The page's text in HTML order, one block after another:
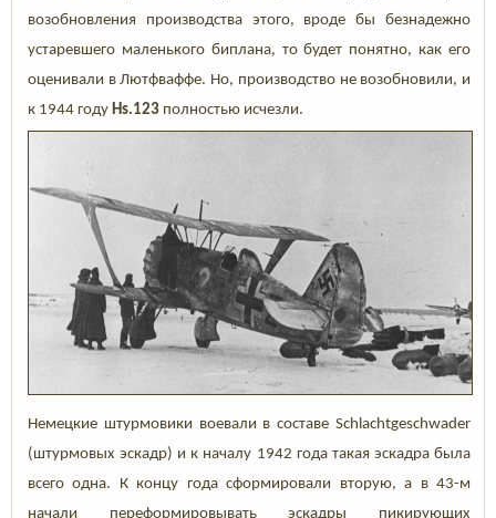
возобновления производства этого, вроде бы безнадежно
устаревшего маленького биплана, то будет понятно, как его
оценивали в Лютфваффе. Но, производство не возобновили, и
к 1944 году Hs.123 полностью исчезли.
Немецкие штурмовики воевали в составе Schlachtgeschwader
(штурмовых эскадр) и к началу 1942 года такая эскадра была
всего одна. К концу года сформировали вторую, а в 43-м
начали переформировывать эскадры пикирующих